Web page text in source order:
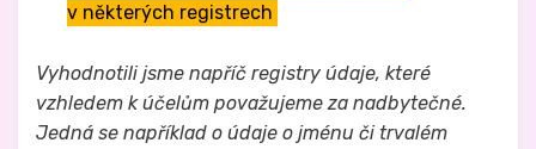
v některých registrech
Vyhodnotili jsme napříč registry údaje, které
vzhledem k účelům považujeme za nadbytečné.
Jedná se například o údaje o jménu či trvalém